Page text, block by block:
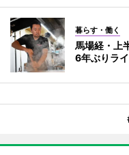
暮らす・働く
馬場経・上
6年ぶりラ